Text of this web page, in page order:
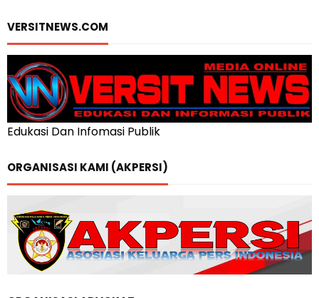
VERSITNEWS.COM
Edukasi Dan Infomasi Publik
ORGANISASI KAMI (AKPERSI)